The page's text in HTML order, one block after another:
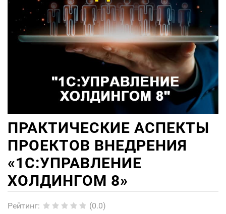
ПРАКТИЧЕСКИЕ АСПЕКТЫ
ПРОЕКТОВ ВНЕДРЕНИЯ
«1С:УПРАВЛЕНИЕ
ХОЛДИНГОМ 8»
Рейтинг: (0.0)